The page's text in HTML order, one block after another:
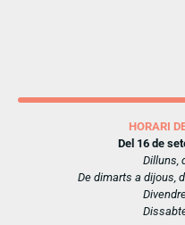
HORARI
Del 16 de
Dilluns,
De dimarts a dijous,